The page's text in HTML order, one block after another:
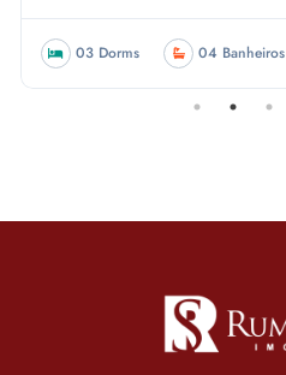
03 Dorms 04 Banheiros